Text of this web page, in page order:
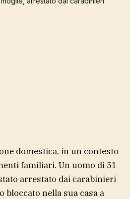
domestica, in un contesto
familiari. Un uomo di 51
arrestato dai carabinieri
bloccato nella sua casa a